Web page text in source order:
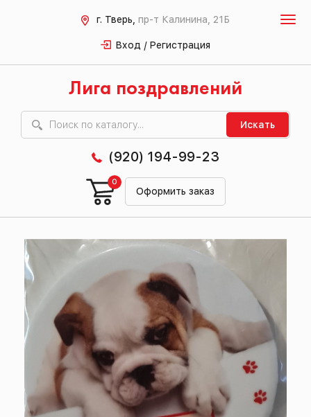
г. Тверь, пр-т Калинина, 21Б
Вход / Регистрация
Лига поздравлений
Искать
(920) 194-99-23
Оформить заказ
0